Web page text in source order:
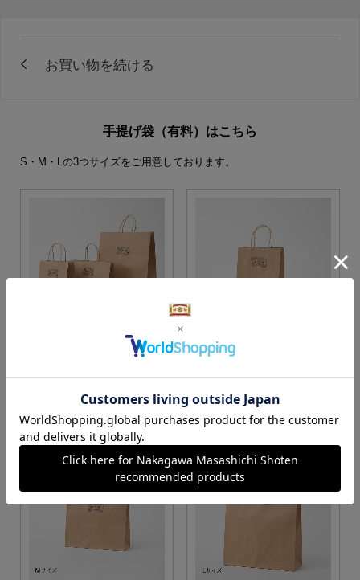
手提げ袋（有料）はこちら
S・M・Lの3つサイズをご用意しております。
S・M・Lサイズより当店に
カートに入れる
Sサイズ
カートに入れる